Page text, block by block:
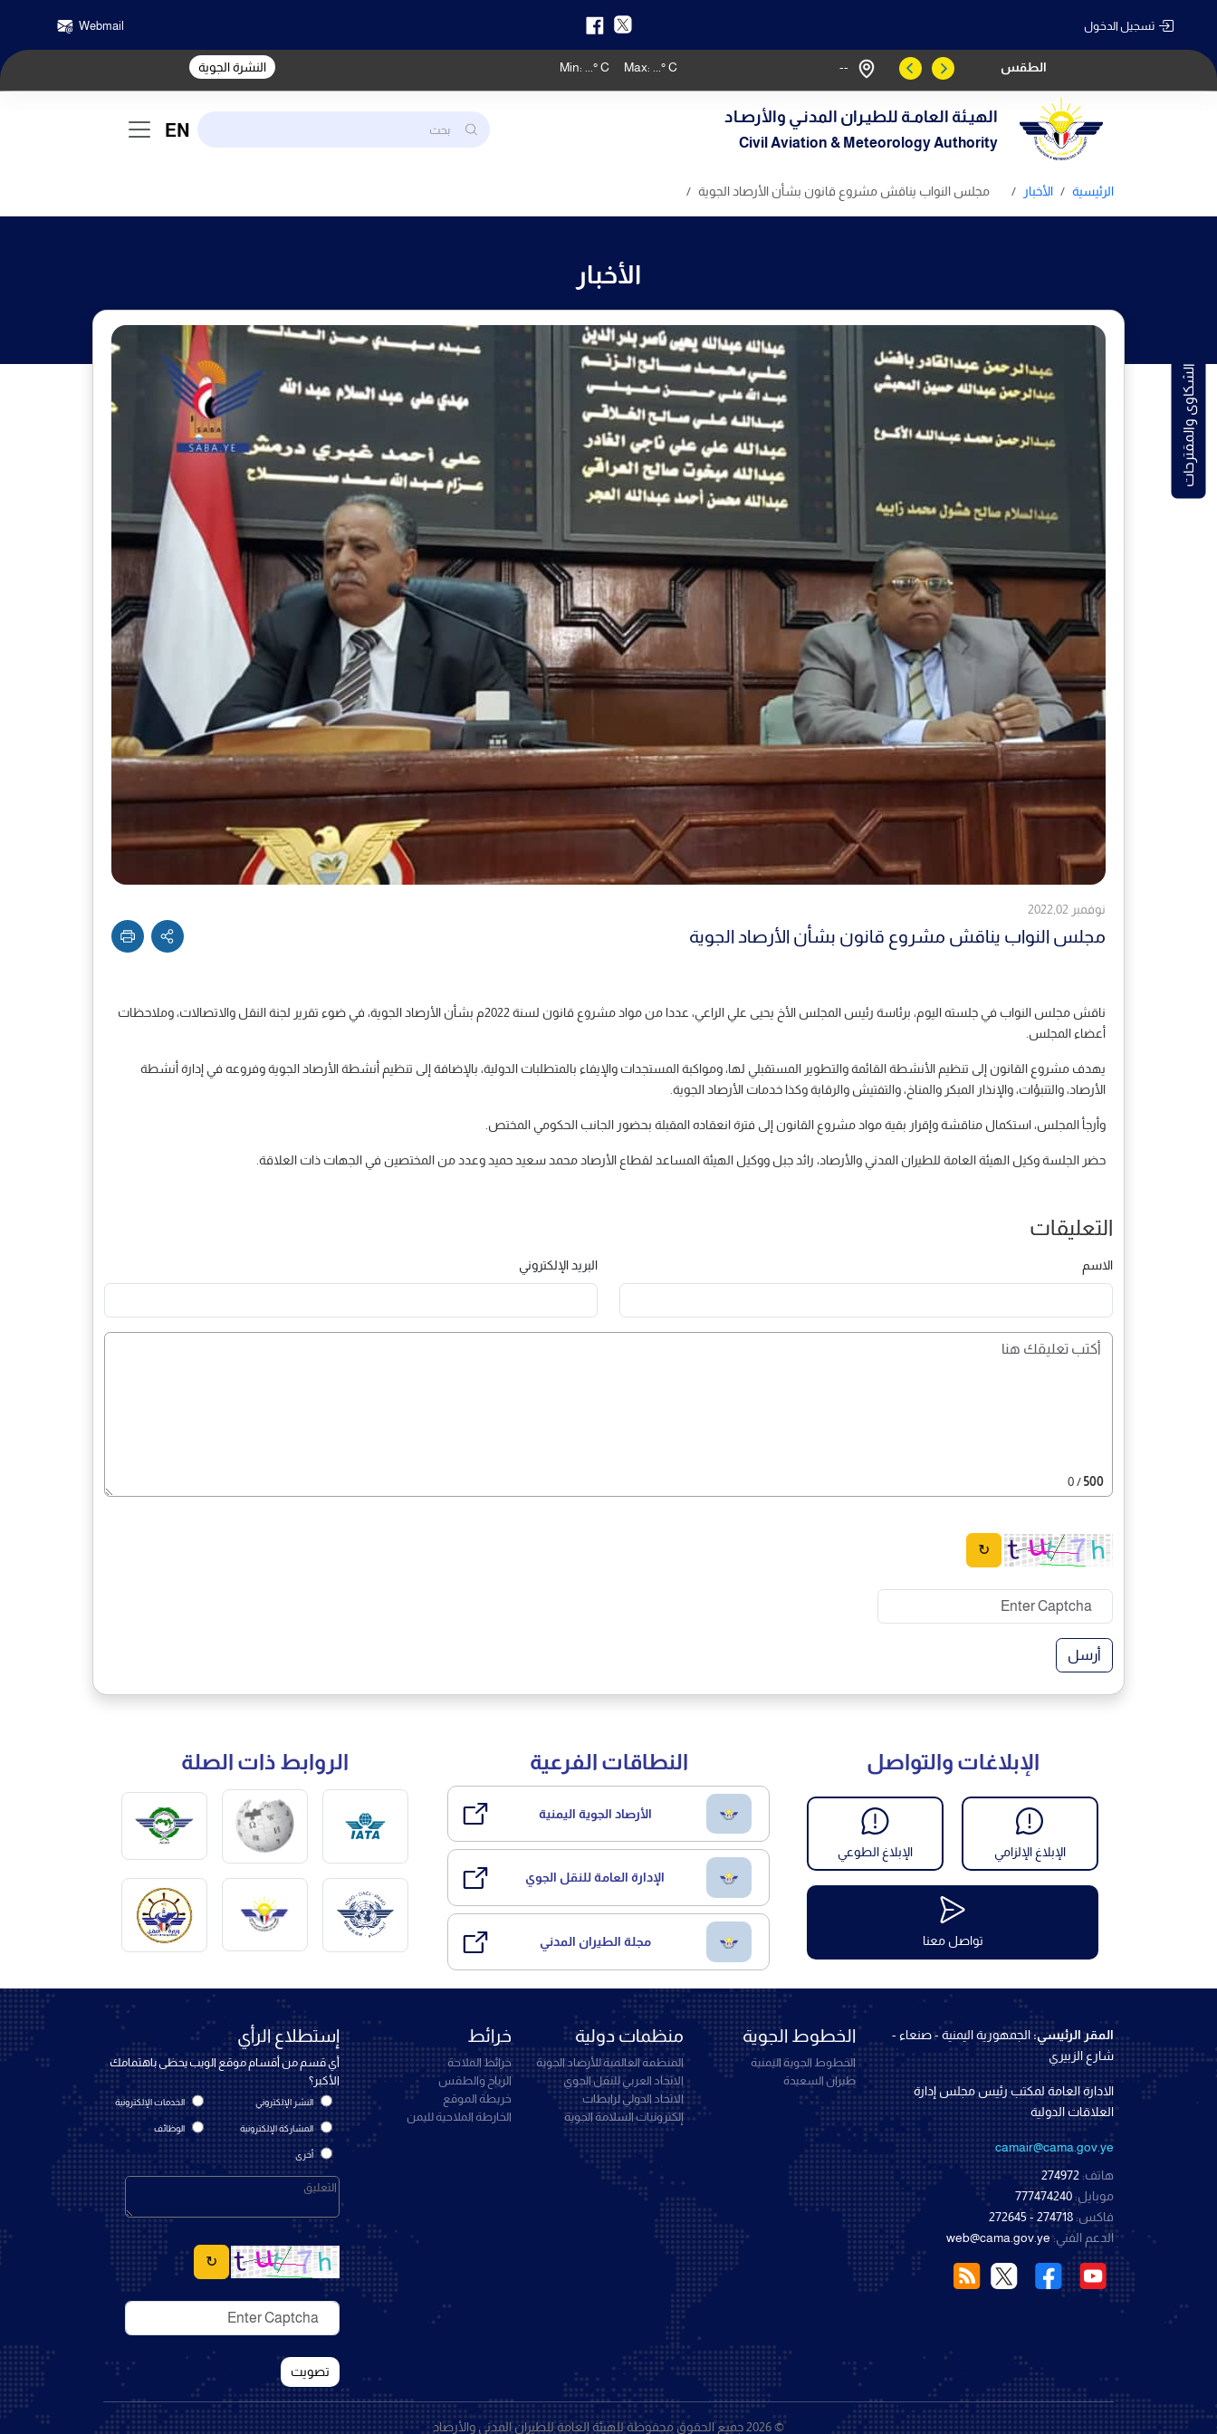
تسجيل الدخول Webmail
الطقس --
Max: ° C
Min: ° C النشرة الجوية
الهيـئة العامـة للطيـران المدنـي والأرصـاد
Civil Aviation & Meteorology Authority
EN
الشكاوى والمقترحات
الرئيسية الأخبار مجلس النواب يناقش مشروع قانون بشأن الأرصاد الجوية
الأخبار
نوفمبر 2022,02
مجلس النواب يناقش مشروع قانون بشأن الأرصاد الجوية
ناقش مجلس النواب في جلسته اليوم، برئاسة رئيس المجلس الأخ يحيى علي الراعي، عددا من مواد مشروع قانون لسنة 2022م بشأن الأرصاد الجوية، في ضوء تقرير لجنة النقل والاتصالات، وملاحظات
أعضاء المجلس.
يهدف مشروع القانون إلى تنظيم الأنشطة القائمة والتطوير المستقبلي لها، ومواكبة المستجدات والإيفاء بالمتطلبات الدولية، بالإضافة إلى تنظيم أنشطة الأرصاد الجوية وفروعه في إدارة أنشطة
الأرصاد، والتنبؤات، والإنذار المبكر والمناخ، والتفتيش والرقابة وكذا خدمات الأرصاد الجوية.
وأرجأ المجلس، استكمال مناقشة وإقرار بقية مواد مشروع القانون إلى فترة انعقاده المقبلة بحضور الجانب الحكومي المختص.
حضر الجلسة وكيل الهيئة العامة للطيران المدني والأرصاد، رائد جبل ووكيل الهيئة المساعد لقطاع الأرصاد محمد سعيد حميد وعدد من المختصين في الجهات ذات العلاقة.
التعليقات
الاسم البريد الإلكتروني
500
/ 0
↻
أرسل
الإبلاغات والتواصل
الإبلاغ الإلزامي الإبلاغ الطوعي
تواصل معنا
النطاقات الفرعية
الأرصاد الجوية اليمنية
الإدارة العامة للنقل الجوي
مجلة الطيران المدني
الروابط ذات الصلة
المقر الرئيسي:الجمهورية اليمنية - صنعاء -
شارع الزبيري
الادارة العامة لمكتب رئيس مجلس إدارة
العلاقات الدولية
camair@cama.gov.ye
هاتف: 274972
موبايل: 777474240
فاكس: 274718 - 272645
الدعم الفني:web@cama.gov.ye
الخطوط الجوية
الخطوط الجوية اليمنية
طيران السعيدة
منظمات دولية
المنظمة العالمية للأرصاد الجوية
الاتحاد العربي للنقل الجوي
الاتحاد الدولي لرابطات
إلكترونيات السلامة الجوية
خرائط
خرائط الملاحة
الرياح والطقس
خريطة الموقع
الخارطة الملاحية لليمن
إستطلاع الرأي
أي قسم من أقسام موقع الويب يحظى باهتمامك
الأكبر؟
النشر الإلكتروني الخدمات الإلكترونية
المشاركة الإلكترونية الوظائف
أخرى
↻
تصويت
© 2026 جميع الحقوق محفوظة للهيئة العامة للطيران المدني والأرصاد